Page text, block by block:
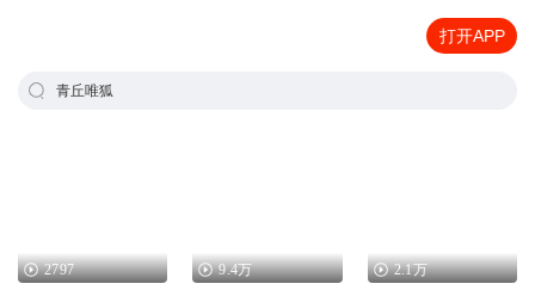
打开APP
青丘唯狐
2797 9.4万 2.1万